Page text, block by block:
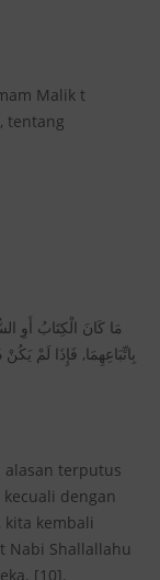
Malik t
tentang
مَا كَانَ الْكِتَابُ أَوِ
بِاتِّبَاعِهِمَا, فَإِذَا لَمْ
alasan terputus
dengan
kita kembali
Nabi Shallallahu
[10].